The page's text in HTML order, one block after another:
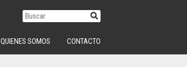
QUIENES SOMOS CONTACTO